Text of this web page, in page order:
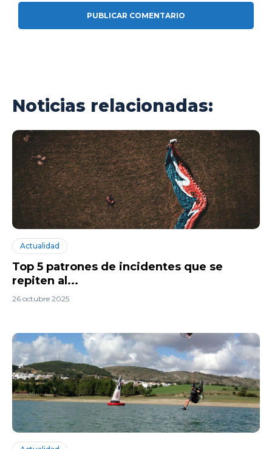
Noticias relacionadas:
Actualidad
Top 5 patrones de incidentes que se
repiten al...
26 octubre 2025